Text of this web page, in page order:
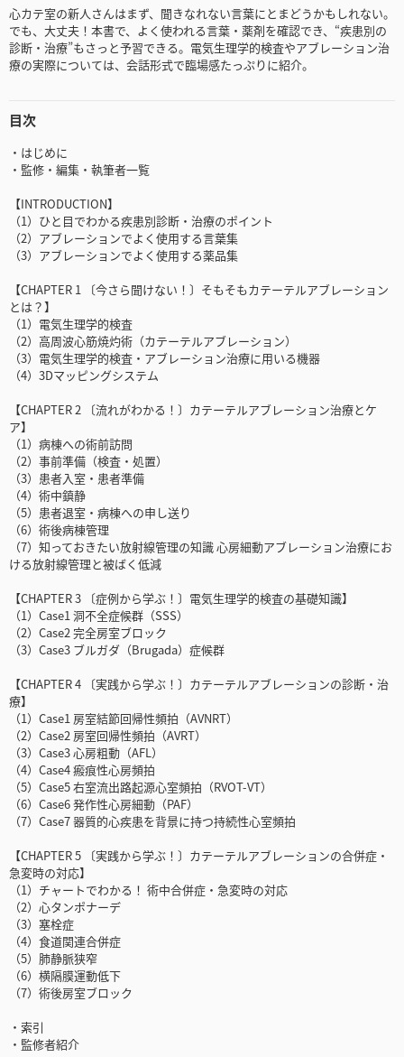
心カテ室の新人さんはまず、聞きなれない言葉にとまどうかもしれない。
でも、大丈夫！本書で、よく使われる言葉・薬剤を確認でき、“疾患別の
診断・治療”もさっと予習できる。電気生理学的検査やアブレーション治
療の実際については、会話形式で臨場感たっぷりに紹介。
目次
・はじめに
・監修・編集・執筆者一覧
【INTRODUCTION】
（1）ひと目でわかる疾患別診断・治療のポイント
（2）アブレーションでよく使用する言葉集
（3）アブレーションでよく使用する薬品集
【CHAPTER 1 〔今さら聞けない！〕そもそもカテーテルアブレーション
とは？】
（1）電気生理学的検査
（2）高周波心筋焼灼術（カテーテルアブレーション）
（3）電気生理学的検査・アブレーション治療に用いる機器
（4）3Dマッピングシステム
【CHAPTER 2 〔流れがわかる！〕カテーテルアブレーション治療とケ
ア】
（1）病棟への術前訪問
（2）事前準備（検査・処置）
（3）患者入室・患者準備
（4）術中鎮静
（5）患者退室・病棟への申し送り
（6）術後病棟管理
（7）知っておきたい放射線管理の知識 心房細動アブレーション治療にお
ける放射線管理と被ばく低減
【CHAPTER 3 〔症例から学ぶ！〕電気生理学的検査の基礎知識】
（1）Case1 洞不全症候群（SSS）
（2）Case2 完全房室ブロック
（3）Case3 ブルガダ（Brugada）症候群
【CHAPTER 4 〔実践から学ぶ！〕カテーテルアブレーションの診断・治
療】
（1）Case1 房室結節回帰性頻拍（AVNRT）
（2）Case2 房室回帰性頻拍（AVRT）
（3）Case3 心房粗動（AFL）
（4）Case4 瘢痕性心房頻拍
（5）Case5 右室流出路起源心室頻拍（RVOT-VT）
（6）Case6 発作性心房細動（PAF）
（7）Case7 器質的心疾患を背景に持つ持続性心室頻拍
【CHAPTER 5 〔実践から学ぶ！〕カテーテルアブレーションの合併症・
急変時の対応】
（1）チャートでわかる！ 術中合併症・急変時の対応
（2）心タンポナーデ
（3）塞栓症
（4）食道関連合併症
（5）肺静脈狭窄
（6）横隔膜運動低下
（7）術後房室ブロック
・索引
・監修者紹介